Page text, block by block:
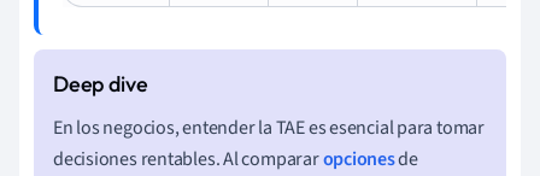
En los negocios, entender la TAE es esencial para tomar
decisiones rentables. Al compararopcionesde